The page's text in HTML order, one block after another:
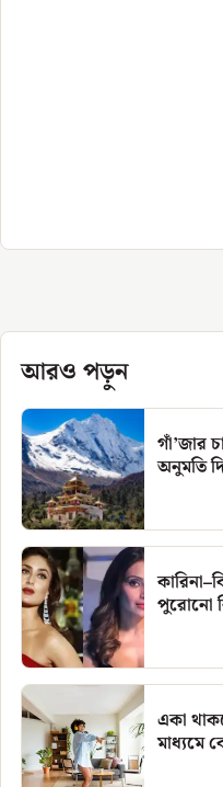
আরও পড়ুন
গাঁ’জার
অনুমতি
পুরোনো
একা
মাধ্যমে